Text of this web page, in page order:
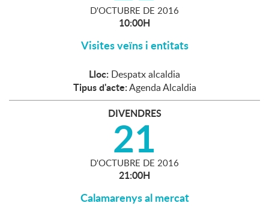
D'OCTUBRE DE 2016
10:00H
Visites veïns i entitats
Lloc: Despatx alcaldia
Tipus d'acte:Agenda Alcaldia
DIVENDRES
21
D'OCTUBRE DE 2016
21:00H
Calamarenys al mercat